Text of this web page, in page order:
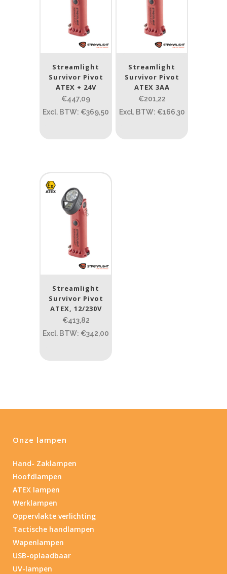
4.3 43
Gewicht (g)
1.389 4 581
1.389 77.96 124 190 352
Materiaal
Product IP-X waarden
Laser
Nee(7)
Type batterij
Streamlight
Survivor Pivot
ATEX + 24V
€447,09
Excl. BTW: €369,50
Streamlight
Survivor Pivot
ATEX 3AA
€201,22
Excl. BTW: €166,30
Streamlight
Survivor Pivot
ATEX, 12/230V
€413,82
Excl. BTW: €342,00
Onze lampen
Hand- Zaklampen
Hoofdlampen
ATEX lampen
Werklampen
Oppervlakte verlichting
Tactische handlampen
Wapenlampen
USB-oplaadbaar
UV-lampen